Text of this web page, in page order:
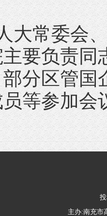
常委会、
要负责
分区管国
等参加会
主办:南充